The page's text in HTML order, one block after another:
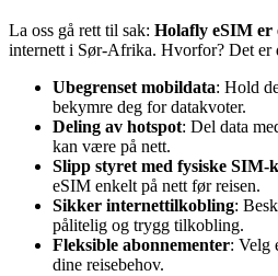
La oss gå rett til sak: Holafly eSIM er
internett i Sør-Afrika. Hvorfor? Det er
Ubegrenset mobildata: Hold
bekymre deg for datakvoter.
Deling av hotspot: Del data
kan være på nett.
Slipp styret med fysiske SIM-
eSIM enkelt på nett før reisen.
Sikker internettilkobling:
pålitelig og trygg tilkobling.
Fleksible abonnementer: Velg
dine reisebehov.